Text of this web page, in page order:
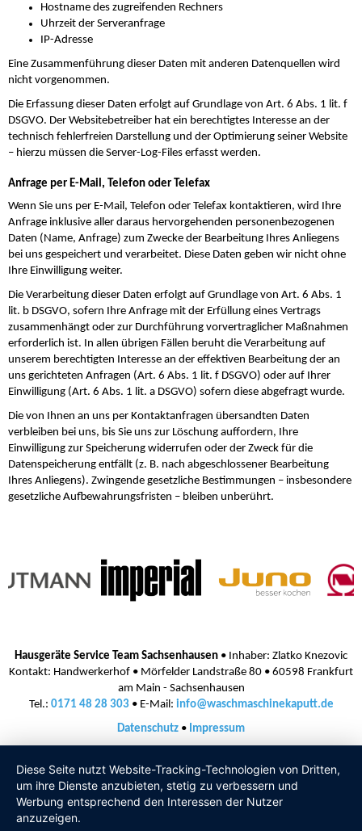
Hostname des zugreifenden Rechners
Uhrzeit der Serveranfrage
IP-Adresse
Eine Zusammenführung dieser Daten mit anderen Datenquellen wird
nicht vorgenommen.
Die Erfassung dieser Daten erfolgt auf Grundlage von Art. 6 Abs. 1 lit. f
DSGVO. Der Websitebetreiber hat ein berechtigtes Interesse an der
technisch fehlerfreien Darstellung und der Optimierung seiner Website
– hierzu müssen die Server-Log-Files erfasst werden.
Anfrage per E-Mail, Telefon oder Telefax
Wenn Sie uns per E-Mail, Telefon oder Telefax kontaktieren, wird Ihre
Anfrage inklusive aller daraus hervorgehenden personenbezogenen
Daten (Name, Anfrage) zum Zwecke der Bearbeitung Ihres Anliegens
bei uns gespeichert und verarbeitet. Diese Daten geben wir nicht ohne
Ihre Einwilligung weiter.
Die Verarbeitung dieser Daten erfolgt auf Grundlage von Art. 6 Abs. 1
lit. b DSGVO, sofern Ihre Anfrage mit der Erfüllung eines Vertrags
zusammenhängt oder zur Durchführung vorvertraglicher Maßnahmen
erforderlich ist. In allen übrigen Fällen beruht die Verarbeitung auf
unserem berechtigten Interesse an der effektiven Bearbeitung der an
uns gerichteten Anfragen (Art. 6 Abs. 1 lit. f DSGVO) oder auf Ihrer
Einwilligung (Art. 6 Abs. 1 lit. a DSGVO) sofern diese abgefragt wurde.
Die von Ihnen an uns per Kontaktanfragen übersandten Daten
verbleiben bei uns, bis Sie uns zur Löschung auffordern, Ihre
Einwilligung zur Speicherung widerrufen oder der Zweck für die
Datenspeicherung entfällt (z. B. nach abgeschlossener Bearbeitung
Ihres Anliegens). Zwingende gesetzliche Bestimmungen – insbesondere
gesetzliche Aufbewahrungsfristen – bleiben unberührt.
Hausgeräte Service Team Sachsenhausen • Inhaber: Zlatko Knezovic
Kontakt: Handwerkerhof • Mörfelder Landstraße 80 • 60598 Frankfurt
am Main - Sachsenhausen
Tel.: 0171 48 28 303• E-Mail: info@waschmaschinekaputt.de
Datenschutz • Impressum
Diese Seite nutzt Website-Tracking-Technologien von Dritten,
um ihre Dienste anzubieten, stetig zu verbessern und
Werbung entsprechend den Interessen der Nutzer
anzuzeigen.